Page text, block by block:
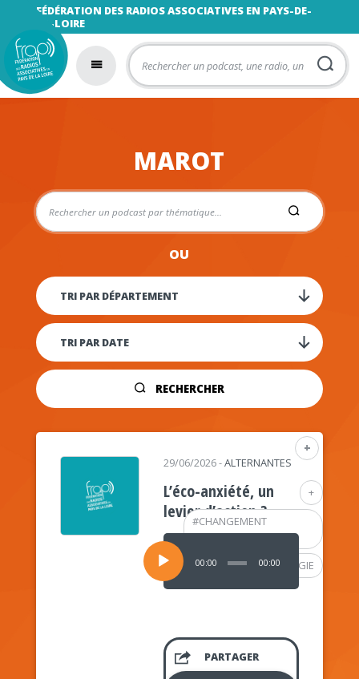
FÉDÉRATION DES RADIOS ASSOCIATIVES EN PAYS-DE-
LA-LOIRE
MAROT
OU
RECHERCHER
+
+
#CHANGEMENT
CLIMATIQUE
#PSYCHOLOGIE
29/06/2026-ALTERNANTES
L’éco-anxiété, un
levier d’action ?
Lecteur
audio
00:00 00:00
PARTAGER